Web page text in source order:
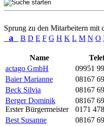
Sprung zu den Mitarbeitern mit
a B D E F G H K L M N O
Name
actago GmbH
09951
Baier Marianne
08167
Beck Silvia
08167
Berger Dominik
Erster Bürgermeister
08167
0171
Best Susanne
08167